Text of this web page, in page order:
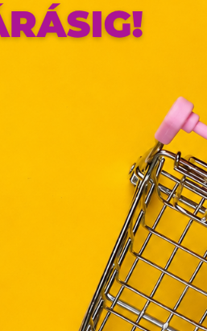
Ezek olyan
Ehhez az Ön
a „sütik"
vagy egyéb
kell kérniük.